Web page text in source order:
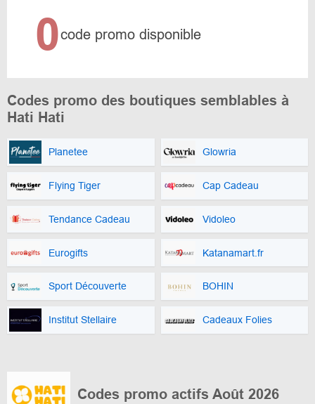
0code promo disponible
Codes promo des boutiques semblables à
Hati Hati
Planetee Glowria
Flying Tiger Cap Cadeau
Tendance Cadeau Vidoleo
Eurogifts Katanamart.fr
Sport Découverte BOHIN
Institut Stellaire Cadeaux Folies
Codes promo actifs Août 2026